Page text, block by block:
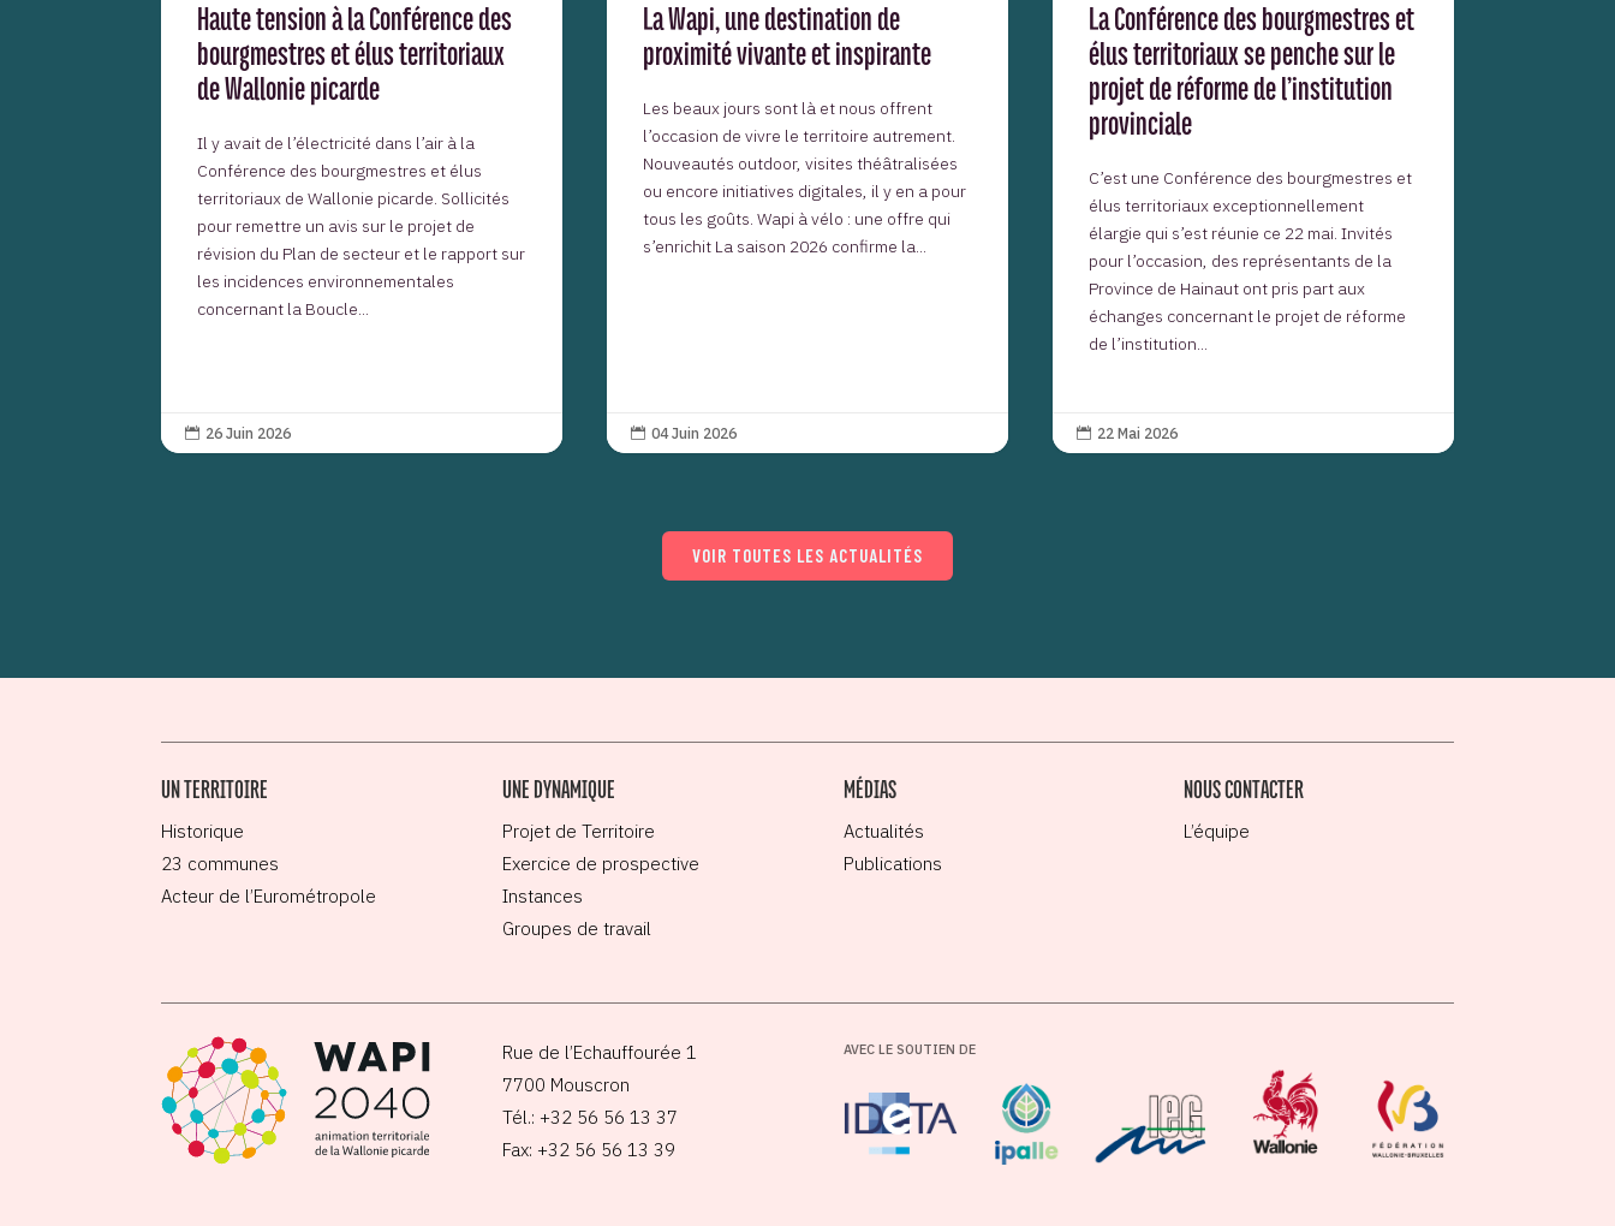
Haute tension à la Conférence des
bourgmestres et élus territoriaux
de Wallonie picarde
Il y avait de l’électricité dans l’air à la
Conférence des bourgmestres et élus
territoriaux de Wallonie picarde. Sollicités
pour remettre un avis sur le projet de
révision du Plan de secteur et le rapport sur
les incidences environnementales
concernant la Boucle...
 26 Juin 2026
La Wapi, une destination de
proximité vivante et inspirante
Les beaux jours sont là et nous offrent
l’occasion de vivre le territoire autrement.
Nouveautés outdoor, visites théâtralisées
ou encore initiatives digitales, il y en a pour
tous les goûts. Wapi à vélo : une offre qui
s’enrichit La saison 2026 confirme la...
 04 Juin 2026
La Conférence des bourgmestres et
élus territoriaux se penche sur le
projet de réforme de l’institution
provinciale
C’est une Conférence des bourgmestres et
élus territoriaux exceptionnellement
élargie qui s’est réunie ce 22 mai. Invités
pour l’occasion, des représentants de la
Province de Hainaut ont pris part aux
échanges concernant le projet de réforme
de l’institution...
 22 Mai 2026
VOIR TOUTES LES ACTUALITÉS
UN TERRITOIRE
Historique
23 communes
Acteur de l’Eurométropole
UNE DYNAMIQUE
Projet de Territoire
Exercice de prospective
Instances
Groupes de travail
MÉDIAS
Actualités
Publications
NOUS CONTACTER
L’équipe
Rue de l’Echauffourée 1
7700 Mouscron
Tél.: +32 56 56 13 37
Fax: +32 56 56 13 39
AVEC LE SOUTIEN DE